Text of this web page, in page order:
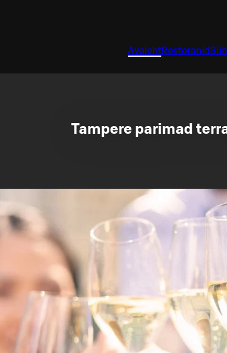
AvalehtRestoranid
Tampere parimad